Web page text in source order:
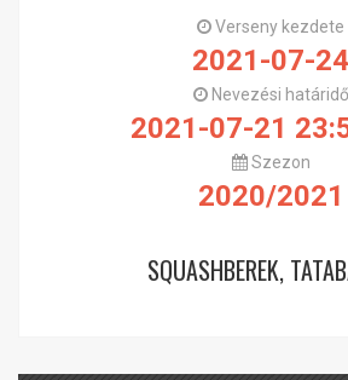
Verseny kezdete
2021-07-24
Nevezési határidő
2021-07-21
Szezon
2020/2021
SQUASHBEREK,